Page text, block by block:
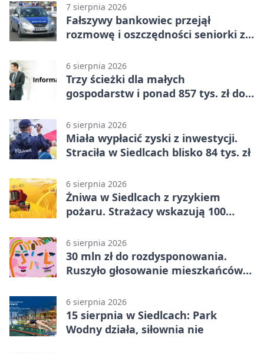
7 sierpnia 2026
Fałszywy bankowiec przejął
rozmowę i oszczędności seniorki z
6 sierpnia 2026
Trzy ścieżki dla małych
gospodarstw i ponad 857 tys. zł do
6 sierpnia 2026
Miała wypłacić zyski z inwestycji.
Straciła w Siedlcach blisko 84 tys. zł
6 sierpnia 2026
Żniwa w Siedlcach z ryzykiem
pożaru. Strażacy wskazują 100
6 sierpnia 2026
30 mln zł do rozdysponowania.
Ruszyło głosowanie mieszkańców
6 sierpnia 2026
15 sierpnia w Siedlcach: Park
Wodny działa, siłownia nie